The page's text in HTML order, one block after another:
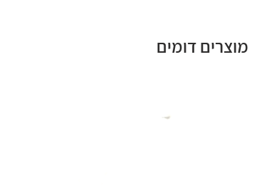
מוצרים דומים